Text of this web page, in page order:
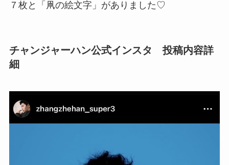
７枚と「凧の絵文字」がありました♡
チャンジャーハン公式インスタ 投稿内容詳
細